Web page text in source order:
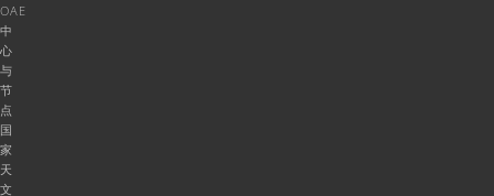
OAE
中
心
与
节
点
国
家
天
文